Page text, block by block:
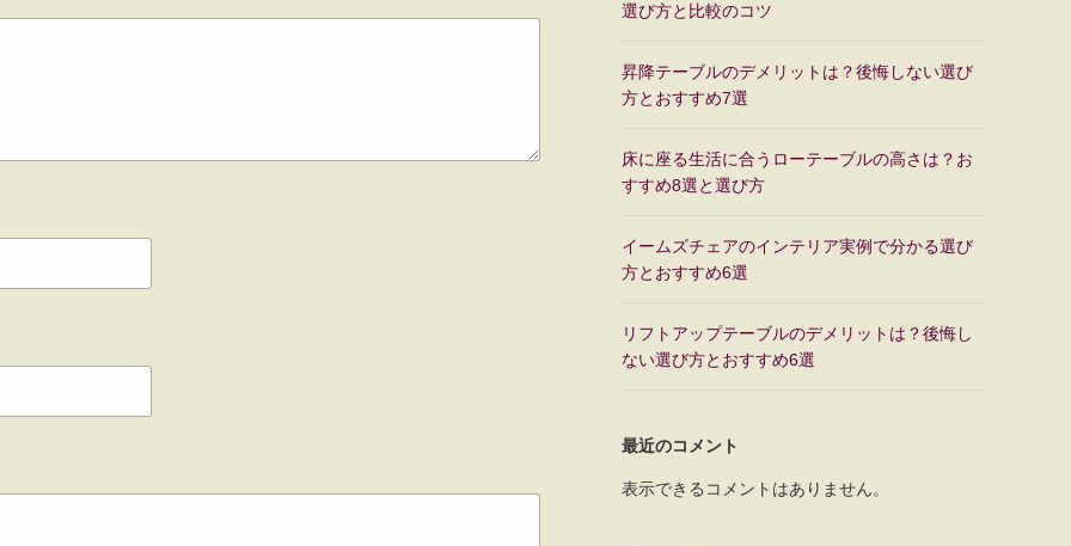
選び方と比較のコツ
昇降テーブルのデメリットは？後悔しない選び
方とおすすめ7選
床に座る生活に合うローテーブルの高さは？お
すすめ8選と選び方
イームズチェアのインテリア実例で分かる選び
方とおすすめ6選
リフトアップテーブルのデメリットは？後悔し
ない選び方とおすすめ6選
最近のコメント
表示できるコメントはありません。